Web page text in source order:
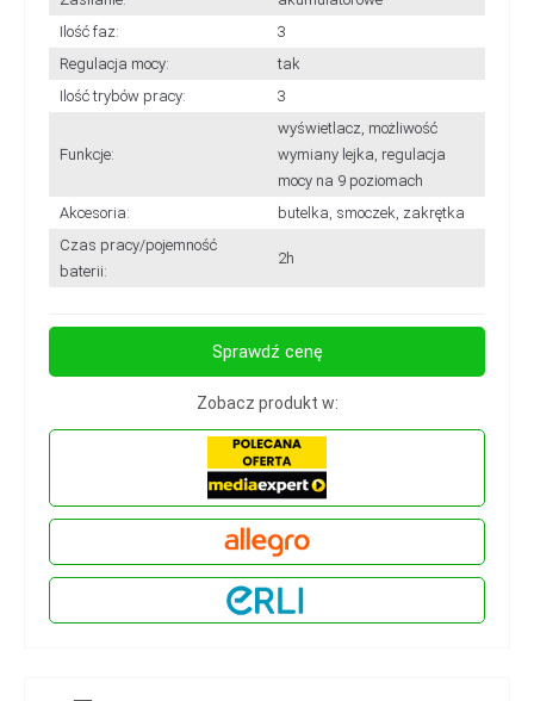
Ilość faz:
3
Regulacja mocy:
tak
Ilość trybów pracy:
3
Funkcje:
wyświetlacz, możliwość
wymiany lejka, regulacja
mocy na 9 poziomach
Akcesoria:
butelka, smoczek, zakrętka
Czas pracy/pojemność
baterii:
2h
Sprawdź cenę
Zobacz produkt w: